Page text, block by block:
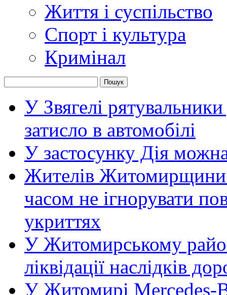
Життя і суспільство
Спорт і культура
Кримінал
У Звягелі
затисло в автомобілі
У застосунку Дія
Жителів Житомирщини
часом не ігнорувати
укриттях
У Житомирському
ліквідації наслідків
У Житомирі Mercedes-